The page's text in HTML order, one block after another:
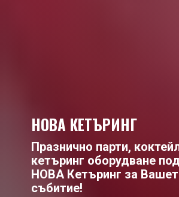
НОВА КЕТЪРИНГ
Празнично парти,
кетъринг оборудване
НОВА Кетъринг за
събитие!